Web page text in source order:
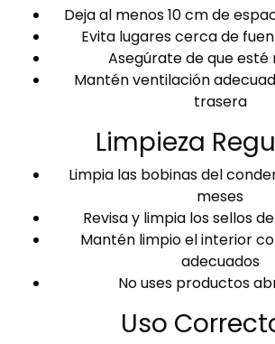
Deja al menos 10 cm de
Evita lugares cerca de
Asegúrate de que esté
Mantén ventilación
trasera
Limpieza
Limpia las bobinas del
meses
Revisa y limpia los sellos
Mantén limpio el interior
adecuados
No uses productos
Uso